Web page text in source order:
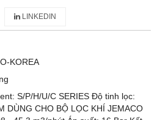
LINKEDIN
KOREA
S/P/H/U/C SERIES Độ tinh lọc:
DÙNG CHO BỘ LỌC KHÍ JEMACO